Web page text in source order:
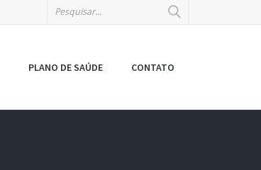
PLANO DE SAÚDE CONTATO